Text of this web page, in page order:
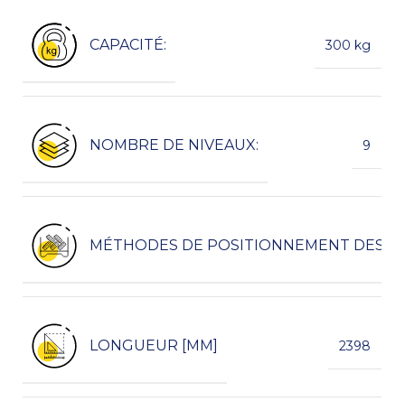
CAPACITÉ: 300 kg
NOMBRE DE NIVEAUX: 9
MÉTHODES DE POSITIONNEMENT DES
LONGUEUR [MM] 2398